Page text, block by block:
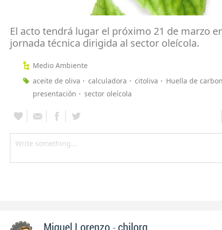
El acto tendrá lugar el próximo 21 de marzo
jornada técnica dirigida al sector oleícola.
Medio Ambiente
aceite de oliva
calculadora citoliva
Huella de
presentación
sector oleícola
Miguel Lorenzo - chilorg